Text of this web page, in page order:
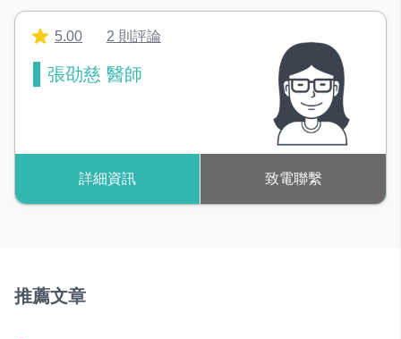
5.00 2 則評論
張劭慈 醫師
詳細資訊 致電聯繫
推薦文章